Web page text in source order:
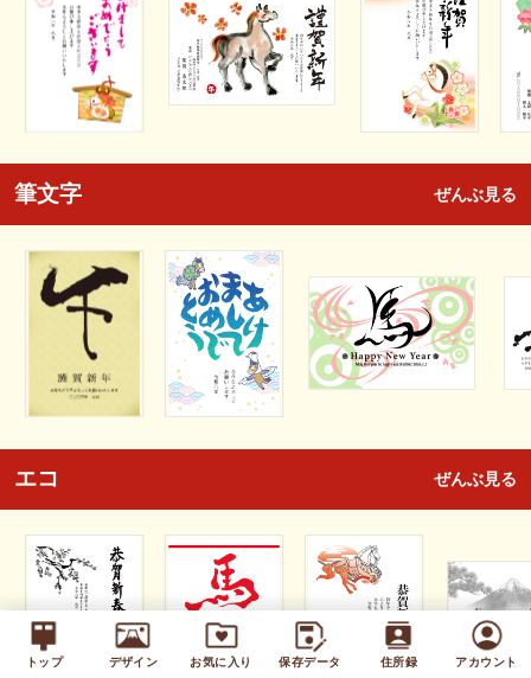
トップ デザイン お気に入り 保存データ 住所録 アカウント
筆文字 ぜんぶ見る
エコ ぜんぶ見る